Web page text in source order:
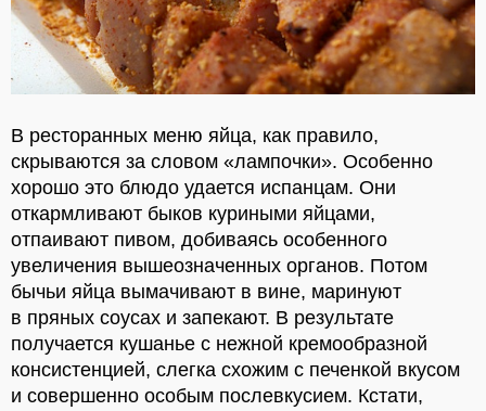
В ресторанных меню яйца, как правило,
скрываются за словом «лампочки». Особенно
хорошо это блюдо удается испанцам. Они
откармливают быков куриными яйцами,
отпаивают пивом, добиваясь особенного
увеличения вышеозначенных органов. Потом
бычьи яйца вымачивают в вине, маринуют
в пряных соусах и запекают. В результате
получается кушанье с нежной кремообразной
консистенцией, слегка схожим с печенкой вкусом
и совершенно особым послевкусием. Кстати,